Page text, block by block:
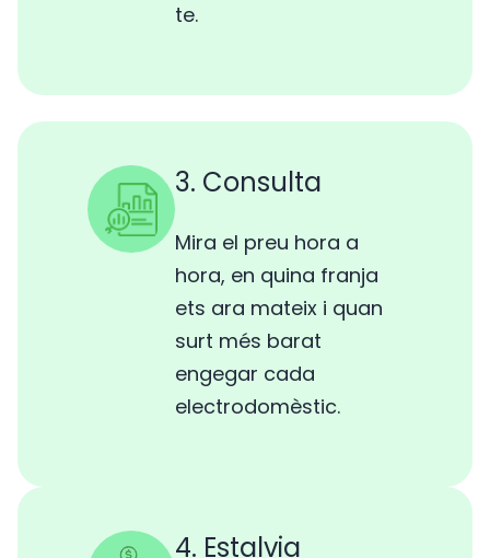
te.
3. Consulta
Mira el preu hora a
hora, en quina franja
ets ara mateix i quan
surt més barat
engegar cada
electrodomèstic.
4. Estalvia